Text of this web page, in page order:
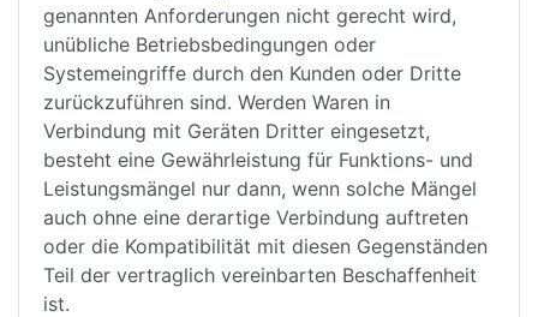
genannten Anforderungen nicht gerecht wird,
unübliche Betriebsbedingungen oder
Systemeingriffe durch den Kunden oder Dritte
zurückzuführen sind. Werden Waren in
Verbindung mit Geräten Dritter eingesetzt,
besteht eine Gewährleistung für Funktions- und
Leistungsmängel nur dann, wenn solche Mängel
auch ohne eine derartige Verbindung auftreten
oder die Kompatibilität mit diesen Gegenständen
Teil der vertraglich vereinbarten Beschaffenheit
ist.